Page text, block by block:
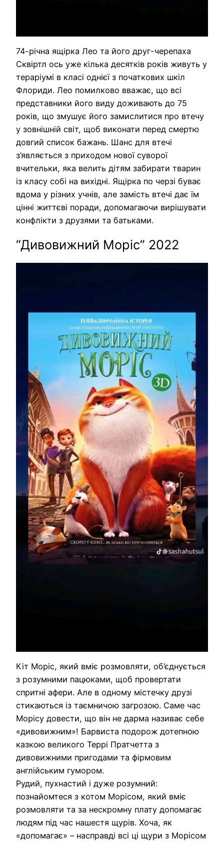
74-річна ящірка Лео та його друг-черепаха
Сквіртл ось уже кілька десятків років живуть у
тераріумі в класі однієї з початкових шкіл
Флориди. Лео помилково вважає, що всі
представники його виду доживають до 75
років, що змушує його замислитися про втечу
у зовнішній світ, щоб виконати перед смертю
довгий список бажань. Шанс для втечі
з’являється з приходом нової суворої
вчительки, яка велить дітям забирати тварин
із класу собі на вихідні. Ящірка по черзі буває
вдома у різних учнів, але замість втечі дає їм
цінні життєві поради, допомагаючи вирішувати
конфлікти з друзями та батьками.
“Дивовижний Моріс” 2022
Кіт Моріс, який вміє розмовляти, об’єднується
з розумними пацюками, щоб провертати
спритні афери. Але в одному містечку друзі
стикаються із таємничою загрозою. Саме час
Морісу довести, що він не дарма називає себе
«дивовижним»! Барвиста подорож дотепною
казкою великого Террі Пратчетта з
дивовижними пригодами та фірмовим
англійським гумором.
Рудий, пухнастий і дуже розумний:
познайомтеся з котом Морісом, який вміє
розмовляти та за нескромну плату допомагає
людям під час нашестя щурів. Хоча, як
«допомагає» – насправді всі ці щури з Морісом